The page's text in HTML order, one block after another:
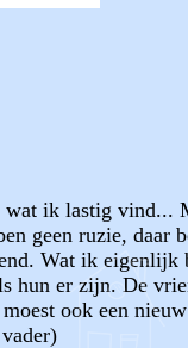
ik lastig vind...
geen ruzie, daar
Wat ik eigenlijk
hun er zijn. De
ook een